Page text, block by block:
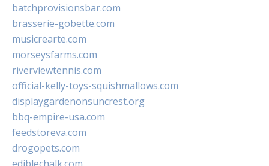
batchprovisionsbar.com
brasserie-gobette.com
musicrearte.com
morseysfarms.com
riverviewtennis.com
official-kelly-toys-squishmallows.com
displaygardenonsuncrest.org
bbq-empire-usa.com
feedstoreva.com
drogopets.com